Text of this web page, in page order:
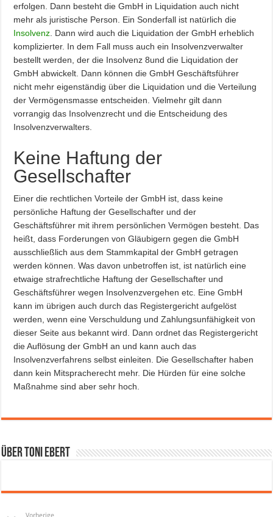
erfolgen. Dann besteht die GmbH in Liquidation auch nicht
mehr als juristische Person. Ein Sonderfall ist natürlich die
Insolvenz . Dann wird auch die Liquidation der GmbH erheblich
komplizierter. In dem Fall muss auch ein Insolvenzverwalter
bestellt werden, der die Insolvenz 8und die Liquidation der
GmbH abwickelt. Dann können die GmbH Geschäftsführer
nicht mehr eigenständig über die Liquidation und die Verteilung
der Vermögensmasse entscheiden. Vielmehr gilt dann
vorrangig das Insolvenzrecht und die Entscheidung des
Insolvenzverwalters.
Keine Haftung der
Gesellschafter
Einer die rechtlichen Vorteile der GmbH ist, dass keine
persönliche Haftung der Gesellschafter und der
Geschäftsführer mit ihrem persönlichen Vermögen besteht. Das
heißt, dass Forderungen von Gläubigern gegen die GmbH
ausschließlich aus dem Stammkapital der GmbH getragen
werden können. Was davon unbetroffen ist, ist natürlich eine
etwaige strafrechtliche Haftung der Gesellschafter und
Geschäftsführer wegen Insolvenzvergehen etc. Eine GmbH
kann im übrigen auch durch das Registergericht aufgelöst
werden, wenn eine Verschuldung und Zahlungsunfähigkeit von
dieser Seite aus bekannt wird. Dann ordnet das Registergericht
die Auflösung der GmbH an und kann auch das
Insolvenzverfahrens selbst einleiten. Die Gesellschafter haben
dann kein Mitspracherecht mehr. Die Hürden für eine solche
Maßnahme sind aber sehr hoch.
Über Toni Ebert